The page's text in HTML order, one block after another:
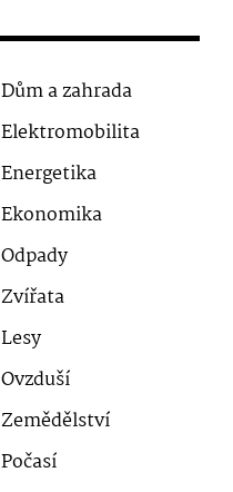
Dům a zahrada
Elektromobilita
Energetika
Ekonomika
Odpady
Zvířata
Lesy
Ovzduší
Zemědělství
Počasí